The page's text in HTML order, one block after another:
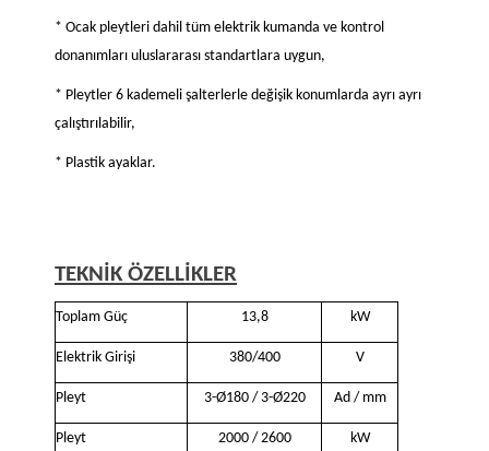
* Ocak pleytleri dahil tüm elektrik kumanda ve kontrol
donanımları uluslararası standartlara uygun,
* Pleytler 6 kademeli şalterlerle değişik konumlarda ayrı ayrı
çalıştırılabilir,
* Plastik ayaklar.
TEKNİK ÖZELLİKLER
Toplam Güç 13,8 kW
Elektrik Girişi 380/400 V
Pleyt 3-Ø180 / 3-Ø220 Ad / mm
Pleyt 2000 / 2600 kW